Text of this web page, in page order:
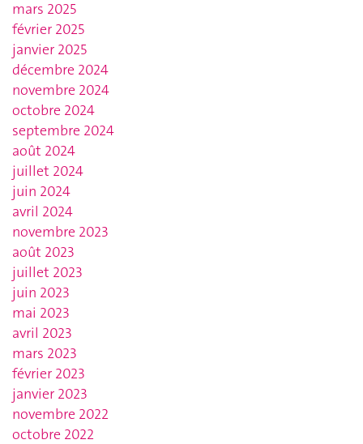
mars 2025
février 2025
janvier 2025
décembre 2024
novembre 2024
octobre 2024
septembre 2024
août 2024
juillet 2024
juin 2024
avril 2024
novembre 2023
août 2023
juillet 2023
juin 2023
mai 2023
avril 2023
mars 2023
février 2023
janvier 2023
novembre 2022
octobre 2022